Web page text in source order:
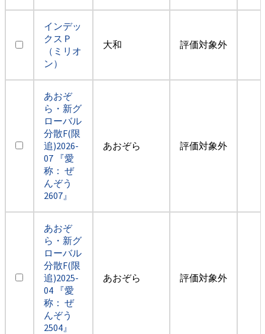
インデッ
クスＰ
（ミリオ
ン）
大和 評価対象外
あおぞ
ら・新グ
ローバル
分散F(限
追)2026-
07 『愛
称： ぜ
んぞう
2607』
あおぞら 評価対象外
あおぞ
ら・新グ
ローバル
分散F(限
追)2025-
04 『愛
称： ぜ
んぞう
2504』
あおぞら 評価対象外